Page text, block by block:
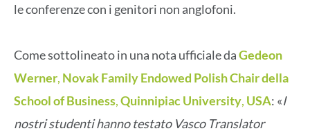
le conferenze con i genitori non anglofoni.
Come sottolineato in una nota ufficiale daGedeon
Werner, Novak Family Endowed Polish Chair della
School of Business,Quinnipiac University, USA: «I
nostri studenti hanno testato Vasco Translator